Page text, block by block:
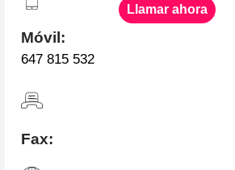
Móvil:
647 815 532
Llamar ahora
Fax: